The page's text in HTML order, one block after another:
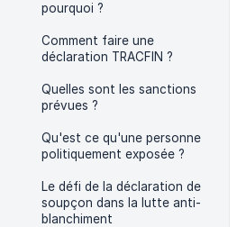
pourquoi ?
Comment faire une
déclaration TRACFIN ?
Quelles sont les sanctions
prévues ?
Qu'est ce qu'une personne
politiquement exposée ?
Le défi de la déclaration de
soupçon dans la lutte anti-
blanchiment